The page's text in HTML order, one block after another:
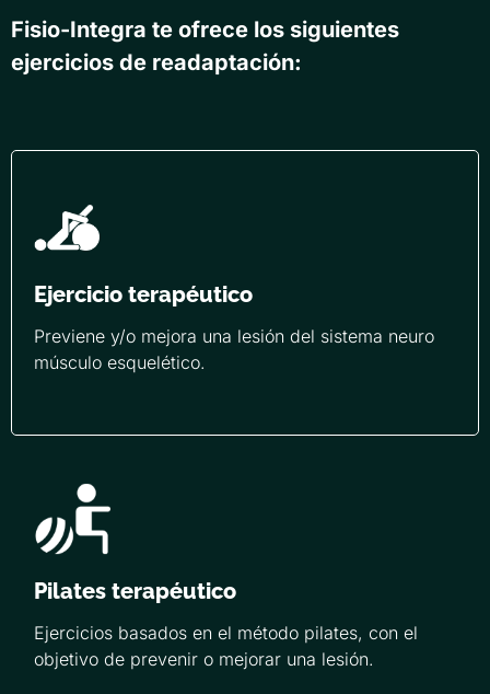
Fisio-Integra te ofrece los siguientes
ejercicios de readaptación:
Ejercicio terapéutico
Previene y/o mejora una lesión del sistema neuro
músculo esquelético.
Pilates terapéutico
Ejercicios basados en el método pilates, con el
objetivo de prevenir o mejorar una lesión.